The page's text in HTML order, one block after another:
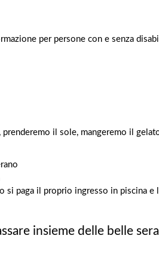
per persone con e senza
il sole, mangeremo il
si paga il proprio ingresso in piscina e
insieme delle belle